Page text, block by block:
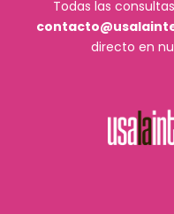
Todas las
directo en